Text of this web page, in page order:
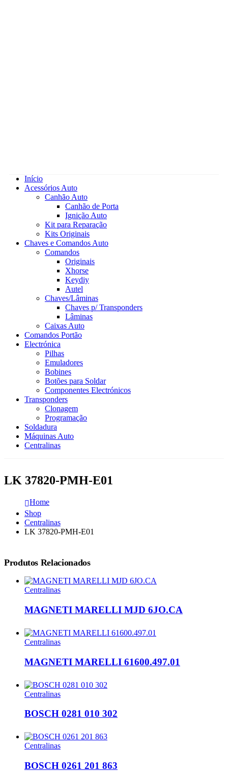
Início
Acessórios Auto
Canhão Auto
Canhão de Porta
Ignição Auto
Kit para Reparação
Kits Originais
Chaves e Comandos Auto
Comandos
Originais
Xhorse
Keydiy
Autel
Chaves/Lâminas
Chaves p/ Transponders
Lâminas
Caixas Auto
Comandos Portão
Electrónica
Pilhas
Emuladores
Bobines
Botões para Soldar
Componentes Electrónicos
Transponders
Clonagem
Programação
Soldadura
Máquinas Auto
Centralinas
LK 37820-PMH-E01
Home
Shop
Centralinas
LK 37820-PMH-E01
Produtos Relacionados
Centralinas
MAGNETI MARELLI MJD 6JO.CA
Centralinas
MAGNETI MARELLI 61600.497.01
Centralinas
BOSCH 0281 010 302
Centralinas
BOSCH 0261 201 863